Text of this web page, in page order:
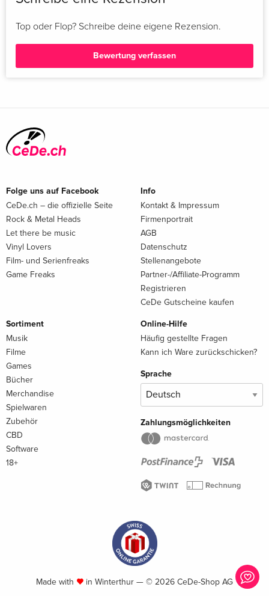
Top oder Flop? Schreibe deine eigene Rezension.
Bewertung verfassen
Folge uns auf Facebook
CeDe.ch – die offizielle Seite
Rock & Metal Heads
Let there be music
Vinyl Lovers
Film- und Serienfreaks
Game Freaks
Info
Kontakt & Impressum
Firmenportrait
AGB
Datenschutz
Stellenangebote
Partner-/Affiliate-Programm
Registrieren
CeDe Gutscheine kaufen
Sortiment
Musik
Filme
Games
Bücher
Merchandise
Spielwaren
Zubehör
CBD
Software
18+
Online-Hilfe
Häufig gestellte Fragen
Kann ich Ware zurückschicken?
Sprache
Zahlungsmöglichkeiten
Made with in Winterthur — © 2026 CeDe-Shop AG